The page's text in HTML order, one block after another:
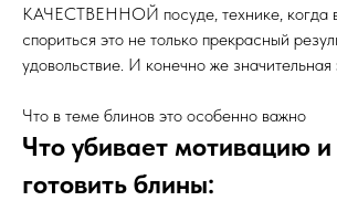
КАЧЕСТВЕННОЙ посуде, технике, когда
спориться это не только прекрасный
удовольствие. И конечно же
Что в теме блинов это особенно важно
Что убивает мотивацию
готовить блины: